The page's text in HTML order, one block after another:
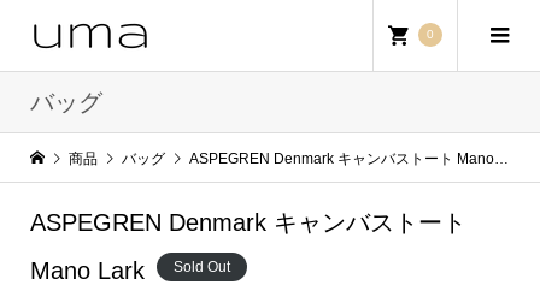
0
バッグ
商品 バッグ ASPEGREN Denmark キャンバストート Mano Lark
ASPEGREN Denmark キャンバストート
Mano Lark
Sold Out